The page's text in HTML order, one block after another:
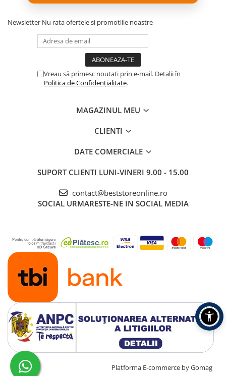
dupa
aspirare. De
asemenea,
protejeaza
aspiratorului
viata a
dispozitivului
si poate
sa fiabila
lunga
perioada de
timp.
Filtrele sunt
fabricate din
inalta calitate
Newsletter Nu rata ofertele si promotiile noastre
Vreau să primesc noutati prin e-mail. Detalii în
Politica de Confidențialitate.
MAGAZINUL MEU
CLIENTI
DATE COMERCIALE
SUPORT CLIENTI LUNI-VINERI 9.00 - 15.00
contact@beststoreonline.ro
SOCIAL URMARESTE-NE IN SOCIAL MEDIA
Creat cu ❤ și cu 🧠 de TrifanDan.ro Platforma E-commerce by Gomag